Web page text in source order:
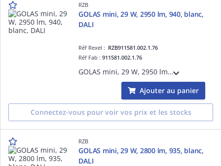
RZB
GOLAS mini, 29 W, 2950 lm, 940, blanc,
DALI
Réf Rexel : RZB911581.002.1.76
Réf Fab :911581.002.1.76
GOLAS mini, 29 W, 2950 lm, 940, blanc, DALI, Projecteurs à encastrer, D 143 H 3 HEL 115, 40°/28°
Ajouter au panier
Connectez-vous pour voir vos prix et les stocks
RZB
GOLAS mini, 29 W, 2800 lm, 935, blanc,
DALI